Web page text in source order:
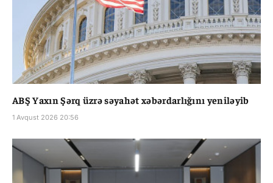
ABŞ Yaxın Şərq üzrə səyahət xəbərdarlığını yeniləyib
1 Avqust 2026 20:56